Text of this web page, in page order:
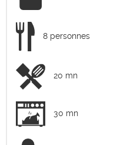
8 personnes
20 mn
30 mn